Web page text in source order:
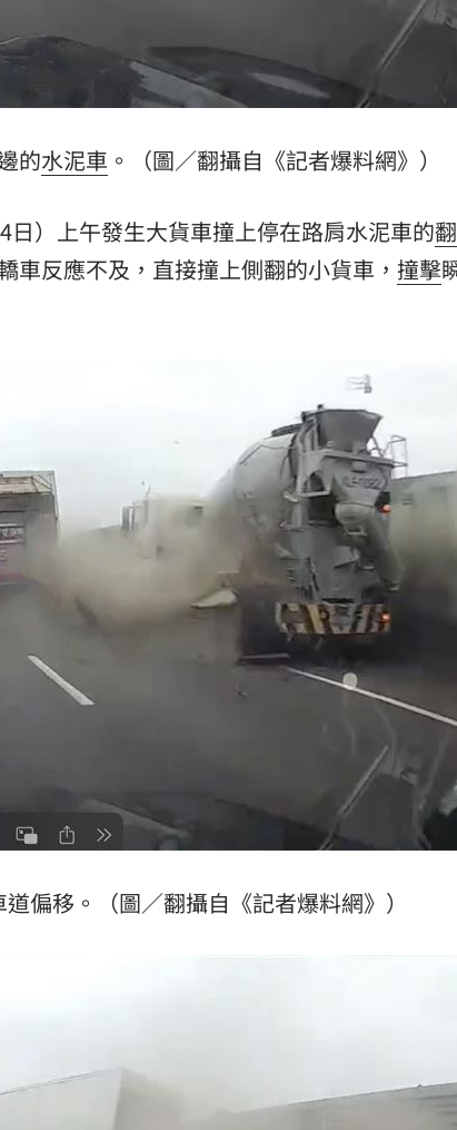
12:00
10:30
10:00
的水泥車 。（圖／翻攝自《記者爆料網》）
）上午發生大貨車撞上停在路肩水泥車的
反應不及，直接撞上側翻的小貨車， 撞擊
偏移。（圖／翻攝自《記者爆料網》）